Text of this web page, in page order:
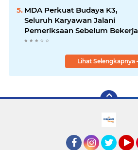
MDA Perkuat Budaya K3,
Seluruh Karyawan Jalani
Pemeriksaan Sebelum Bekerja
Lihat Selengkapnya